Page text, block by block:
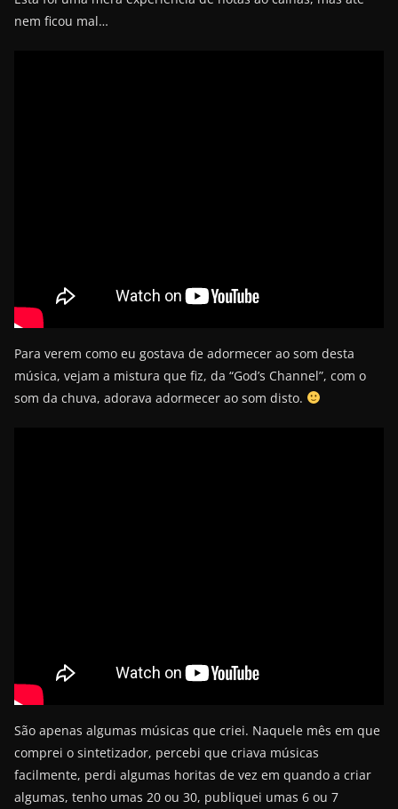
nem ficou mal…
Para verem como eu gostava de adormecer ao som desta
música, vejam a mistura que fiz, da “God’s Channel”, com o
som da chuva, adorava adormecer ao som disto.
São apenas algumas músicas que criei. Naquele mês em que
comprei o sintetizador, percebi que criava músicas
facilmente, perdi algumas horitas de vez em quando a criar
algumas, tenho umas 20 ou 30, publiquei umas 6 ou 7